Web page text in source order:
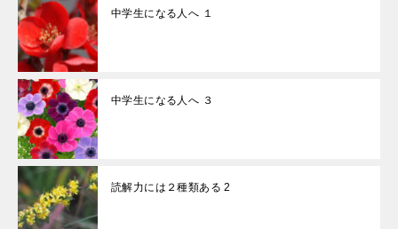
中学生になる人へ １
中学生になる人へ ３
読解力には２種類ある 2